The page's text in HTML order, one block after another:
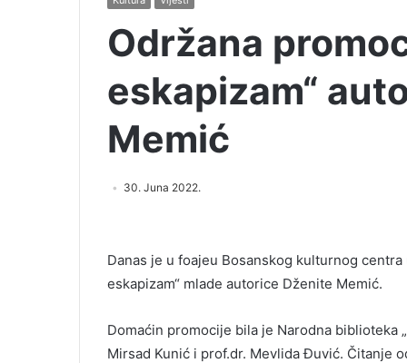
Održana
eskapizam“
Memić
30. Juna 2022.
Danas je u foajeu Bosanskog kulturnog
eskapizam“ mlade autorice Dženite Memić.
Domaćin promocije bila je Narodna biblioteka
Mirsad Kunić i prof.dr. Mevlida Đuvić. Čitanje